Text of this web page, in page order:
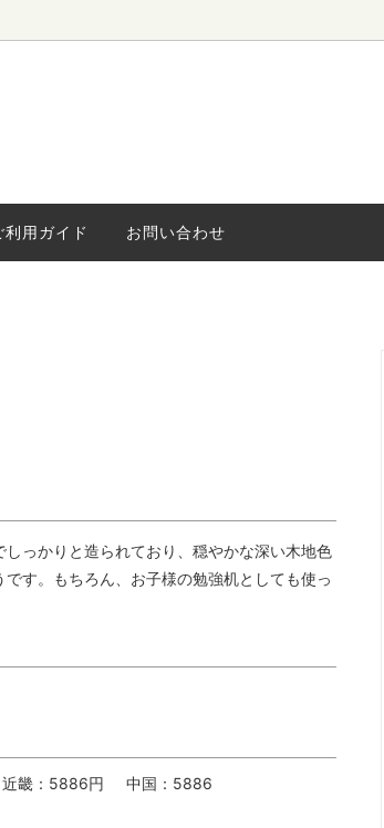
利用ガイド お問い合わせ
っかりと造られており、穏やかな深い木地色
す。もちろん、お子様の勉強机としても使っ
近畿：5886円
中国：5886